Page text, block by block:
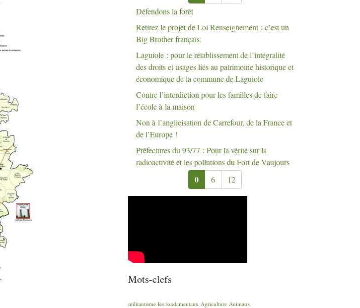
Défendons la forêt
Retirez le projet de Loi Renseignement : c’est un
Big Brother français.
Laguiole : pour le rétablissement de l’intégralité
des droits et usages liés au patrimoine historique et
économique de la commune de Laguiole
Contre l’interdiction pour les familles de faire
l’école à la maison
Non à l’anglicisation de Carrefour, de la France et
de l’Europe !
Préfectures du 93/77 : Pour la vérité sur la
radioactivité et les pollutions du Fort de Vaujours
0 6 12
Mots-clefs
militantisme les fondamentaux Agriculture Animaux